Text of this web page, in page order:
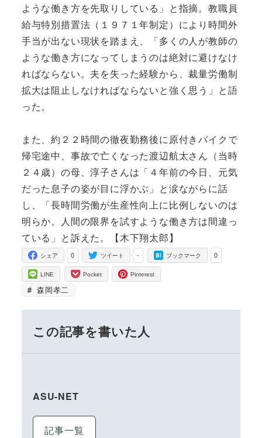
ような働き方を先取りしている」と指摘。教職員
給与特別措置法（１９７１年制定）により時間外
手当が出ない現状を踏まえ、「多くの人が教師の
ような働き方になってしまうのは絶対に避けなけ
ればならない。夫を失った経験から、裁量労働制
拡大は阻止しなければならないと強く思う」と語
った。
また、約２２時間の徹夜勤務後に原付きバイクで
帰宅途中、事故で亡くなった渡辺航太さん（当時
２４歳）の母、淳子さんは「４年前の今日、元気
だった息子の姿が目に浮かぶ」と涙ながらに話
し、「長時間労働が生産性向上に比例しないのは
明らか。人間の限界を試すような働き方は間違っ
ている」と訴えた。【木下翔太郎】
0
シェア -
ツイート 0
ブックマーク
LINE Pocket Pinterest
森岡孝二
この記事を書いた人
ASU-NET
記事一覧